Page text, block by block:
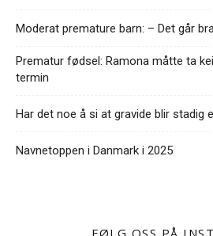
Moderat premature barn: – Det går
Prematur fødsel: Ramona måtte ta
termin
Har det noe å si at gravide blir stadig
Navnetoppen i Danmark i 2025
FØLG OSS PÅ